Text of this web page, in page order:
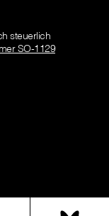
steuerlich
SO-1129